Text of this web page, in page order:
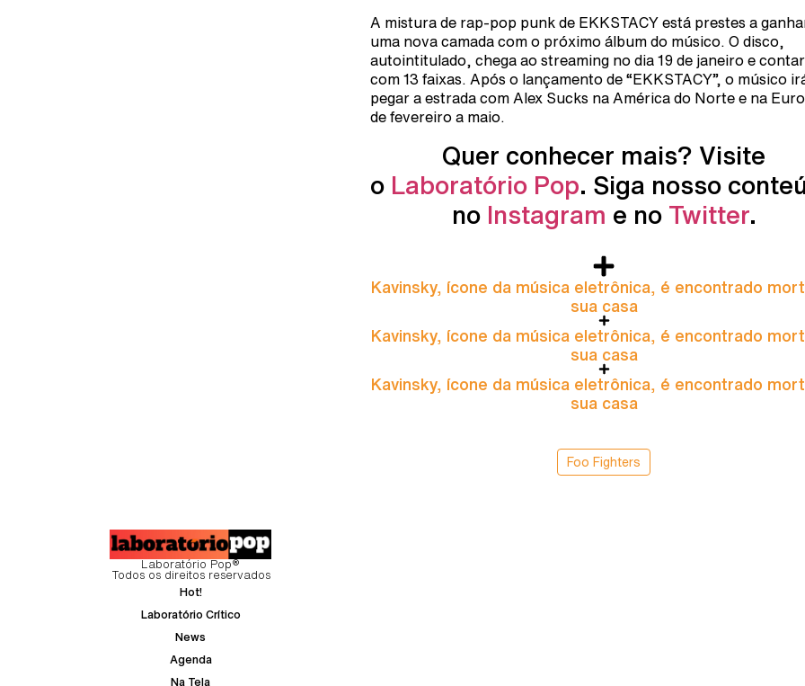
A mistura de rap-pop punk de EKKSTACY está prestes a
uma nova camada com o próximo álbum do músico. O disco,
autointitulado, chega ao streaming no dia 19 de janeiro e
com 13 faixas. Após o lançamento de “EKKSTACY”, o músico
pegar a estrada com Alex Sucks na América do Norte e na
de fevereiro a maio.
Quer conhecer mais? Visite
o Laboratório Pop. Siga nosso
no Instagram e no Twitter.
Kavinsky, ícone da música eletrônica, é encontrado
sua casa
Kavinsky, ícone da música eletrônica, é encontrado
sua casa
Kavinsky, ícone da música eletrônica, é encontrado
sua casa
Foo Fighters
Laboratório Pop®
Todos os direitos reservados
Hot!
Laboratório Crítico
News
Agenda
Na Tela